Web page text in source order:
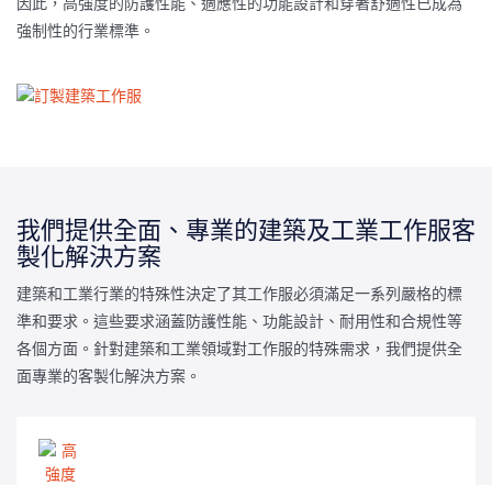
因此，高強度的防護性能、適應性的功能設計和穿著舒適性已成為
強制性的行業標準。
我們提供全面、專業的建築及工業工作服客
製化解決方案
建築和工業行業的特殊性決定了其工作服必須滿足一系列嚴格的標
準和要求。這些要求涵蓋防護性能、功能設計、耐用性和合規性等
各個方面。針對建築和工業領域對工作服的特殊需求，我們提供全
面專業的客製化解決方案。